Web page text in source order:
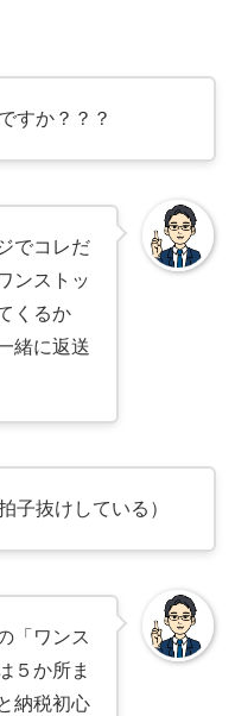
すか？？？
でコレだ
ンストッ
くるか
緒に返送
子抜けしている）
「ワンス
５か所ま
納税初心